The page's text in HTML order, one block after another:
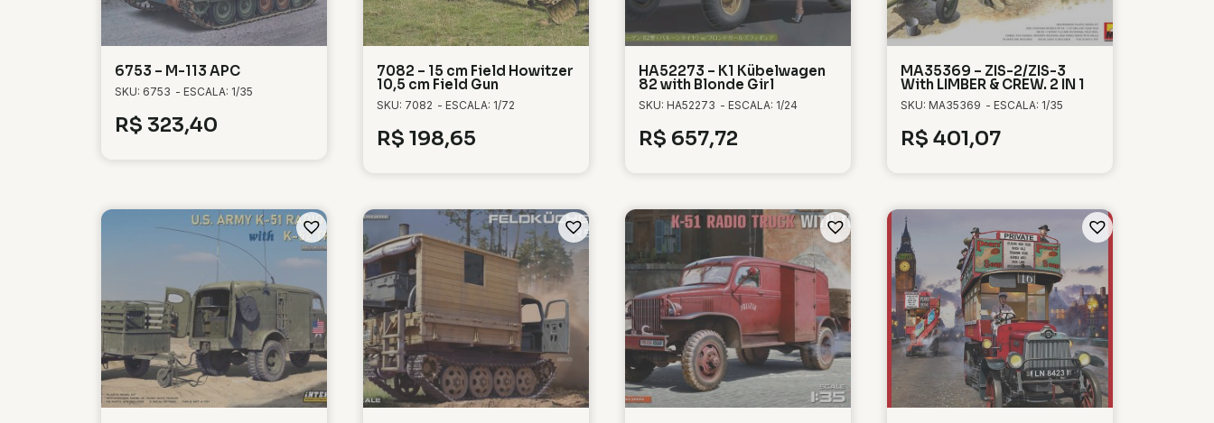
6753 – M-113 APC
SKU: 6753 - ESCALA: 1/35
R$ 323,40
7082 – 15 cm Field Howitzer
10,5 cm Field Gun
SKU: 7082 - ESCALA: 1/72
R$ 198,65
HA52273 – K1 Kübelwagen
82 with Blonde Girl
SKU: HA52273 - ESCALA: 1/24
R$ 657,72
MA35369 – ZIS-2/ZIS-3
With LIMBER & CREW. 2 IN 1
SKU: MA35369 - ESCALA: 1/35
R$ 401,07